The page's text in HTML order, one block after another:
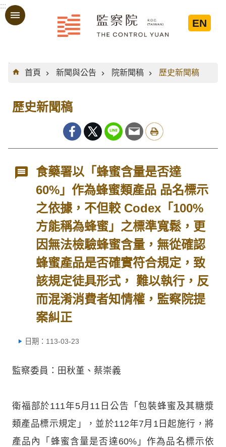
跳到主要內容區塊
:::
EN
:::
首頁
新聞與公告 院新聞稿 歷史新聞稿
歷史新聞稿
食藥署以「蜂蜜含量是否達
60%」作為蜂蜜類產品 品名標示
之依據，不但較 Codex「100%
方能稱為蜂蜜」之標準寬鬆，更
因無法檢驗蜂蜜含量，無從確認
蜂蜜產品是否確實符合規定，致
該規定徒具形式， 難以執行，反
而混淆消費者知情權，監察院提
案糾正
日期：113-03-23
監察委員：田秋堇、蔡崇義
衛福部於111年5月11日公告「包裝蜂蜜及其糖漿
類產品標示規定」，並於112年7月1日起施行，將
產品內「蜂蜜含量是否達60%」作為品名標示依